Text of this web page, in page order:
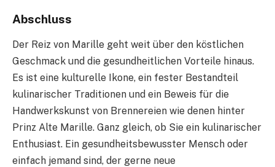
Abschluss
Der Reiz von Marille geht weit über den köstlichen
Geschmack und die gesundheitlichen Vorteile hinaus.
Es ist eine kulturelle Ikone, ein fester Bestandteil
kulinarischer Traditionen und ein Beweis für die
Handwerkskunst von Brennereien wie denen hinter
Prinz Alte Marille. Ganz gleich, ob Sie ein kulinarischer
Enthusiast. Ein gesundheitsbewusster Mensch oder
einfach jemand sind, der gerne neue